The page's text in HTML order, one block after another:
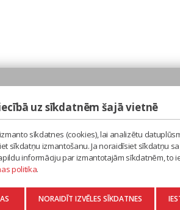
uz sīkdatnēm šajā vietnē
sīkdatnes (cookies), lai analizētu
sīkdatņu izmantošanu. Ja noraidīsiet sīkdatņu
informāciju par izmantotajām sīkdatnēm,
politika.
NORAIDĪT IZVĒLES SĪKDATNES